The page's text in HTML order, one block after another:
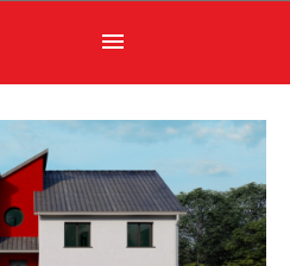
menu